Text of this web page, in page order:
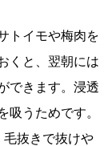
トイモや梅肉を
くと、翌朝には
できます。浸透
うためです。
毛抜きで抜けや